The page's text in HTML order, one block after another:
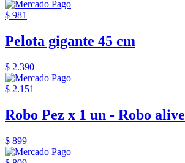
$ 981
Pelota gigante 45 cm
$ 2.390
$ 2.151
Robo Pez x 1 un - Robo alive
$ 899